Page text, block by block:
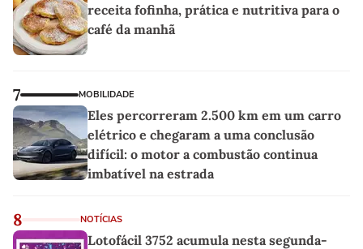
receita fofinha, prática e nutritiva para o
café da manhã
7 MOBILIDADE
Eles percorreram 2.500 km em um carro
elétrico e chegaram a uma conclusão
difícil: o motor a combustão continua
imbatível na estrada
8 NOTÍCIAS
Lotofácil 3752 acumula nesta segunda-